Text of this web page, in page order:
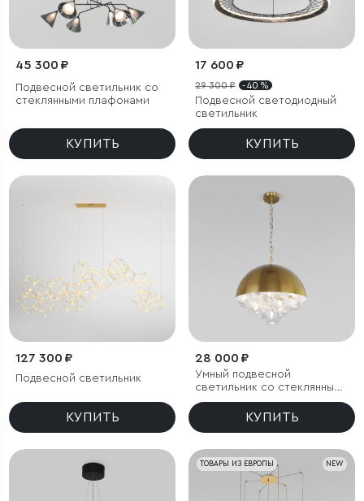
45 300 ₽
Подвесной светильник со
стеклянными плафонами
КУПИТЬ
17 600 ₽
29 300 ₽ - 40 %
Подвесной светодиодный
светильник
КУПИТЬ
127 300 ₽
Подвесной светильник
КУПИТЬ
28 000 ₽
Умный подвесной
светильник со стеклянными
плафонами
КУПИТЬ
NEW
ТОВАРЫ ИЗ ЕВРОПЫ